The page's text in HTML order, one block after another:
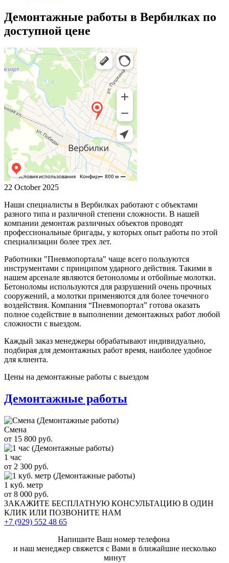
Демонтажные работы в Вербилках по
доступной цене
22 October 2025
Наши специалисты в Вербилках работают с объектами
разного типа и различной степени сложности. В нашей
компании демонтаж различных объектов проводят
профессиональные бригады, у которых опыт работы по этой
специализации более трех лет.
Работники "Пневмопортала" чаще всего пользуются
инструментами с принципом ударного действия. Такими в
нашем арсенале являются бетоноломы и отбойные молотки.
Бетоноломы используются для разрушений очень прочных
сооружений, а молотки применяются для более точечного
воздействия. Компания “Пневмопортал” готова оказать
полное содействие в выполнении демонтажных работ любой
сложности с выездом.
Каждый заказ менеджеры обрабатывают индивидуально,
подбирая для демонтажных работ время, наиболее удобное
для клиента.
Цены на демонтажные работы с выездом
Демонтажные работы
Смена
от 15 800 руб.
1 час
от 2 300 руб.
1 куб. метр
от 8 000 руб.
ЗАКАЖИТЕ БЕСПЛАТНУЮ КОНСУЛЬТАЦИЮ В ОДИН
КЛИК ИЛИ ПОЗВОНИТЕ НАМ
+7 (929) 552 48 65
Напишите Ваш номер телефона
и наш менеджер свяжется с Вами в ближайшие несколько
минут